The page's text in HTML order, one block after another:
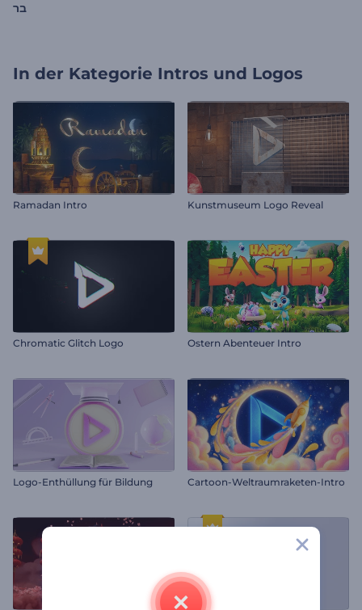
בר
In der Kategorie Intros und Logos
Ramadan Intro Kunstmuseum Logo Reveal
Chromatic Glitch Logo Ostern Abenteuer Intro
Logo-Enthüllung für Bildung Cartoon-Weltraumraketen-Intro